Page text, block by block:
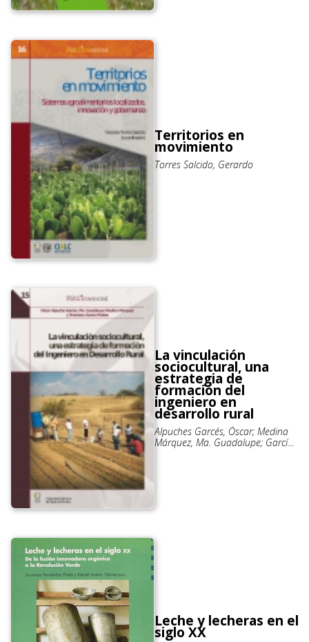
Territorios en
movimiento
Torres Salcido, Gerardo
La vinculación
sociocultural, una
estrategia de
formación del
ingeniero en
desarrollo rural
Alpuches Garcés, Óscar; Medina
Márquez, Ma. Guadalupe; García
Leche y lecheras en el
siglo XX